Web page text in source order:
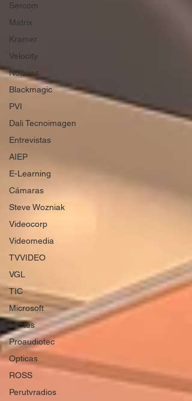
Sercom
Matrix
Kramer
Velocity
Noticias
Blackmagic
PVI
Dali Tecnoimagen
Entrevistas
AIEP
E-Learning
Cámaras
Steve Wozniak
Videocorp
Videomedia
TVVIDEO
VGL
TIC
Microsoft
Lentes
Proaudiotec
Opticas
ROSS
Perutvradios